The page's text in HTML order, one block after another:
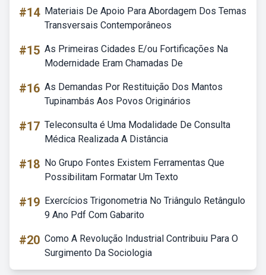
#14 Materiais De Apoio Para Abordagem Dos Temas
Transversais Contemporâneos
#15 As Primeiras Cidades E/ou Fortificações Na
Modernidade Eram Chamadas De
#16 As Demandas Por Restituição Dos Mantos
Tupinambás Aos Povos Originários
#17 Teleconsulta é Uma Modalidade De Consulta
Médica Realizada A Distância
#18 No Grupo Fontes Existem Ferramentas Que
Possibilitam Formatar Um Texto
#19 Exercícios Trigonometria No Triângulo Retângulo
9 Ano Pdf Com Gabarito
#20 Como A Revolução Industrial Contribuiu Para O
Surgimento Da Sociologia